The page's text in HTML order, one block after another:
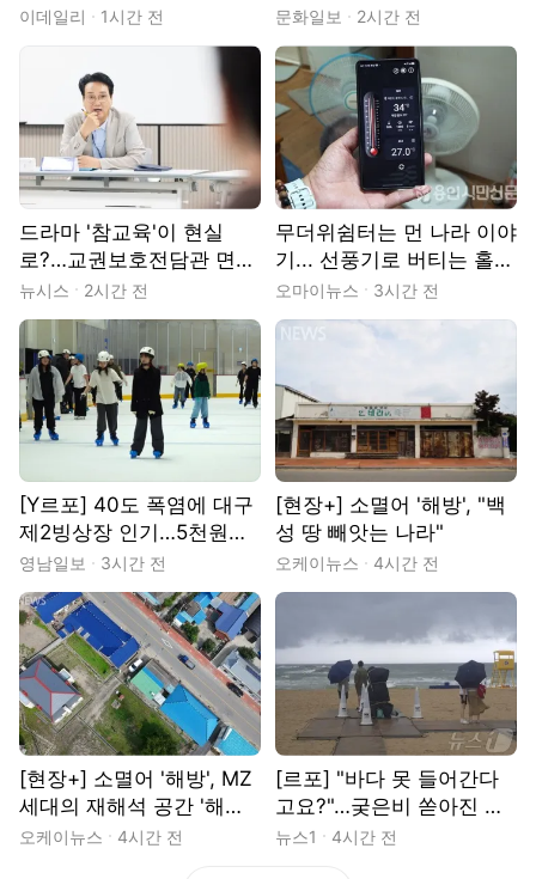
키는 사람들 [땀.땀.땀.]
이데일리 1시간 전
이 살고 있었다
문화일보 2시간 전
드라마 '참교육'이 현실
로?…교권보호전담관 면접
장 가보니
뉴시스 2시간 전
무더위쉼터는 먼 나라 이야
기... 선풍기로 버티는 홀몸
노인들
오마이뉴스 3시간 전
[Y르포] 40도 폭염에 대구
제2빙상장 인기…5천원으
로 즐기는 ‘피서’
영남일보 3시간 전
[현장+] 소멸어 '해방', "백
성 땅 빼앗는 나라"
오케이뉴스 4시간 전
[현장+] 소멸어 '해방', MZ
세대의 재해석 공간 '해방
촌'
오케이뉴스 4시간 전
[르포] "바다 못 들어간다
고요?"…궂은비 쏟아진 경
포 곳곳서 '탄식'
뉴스1 4시간 전